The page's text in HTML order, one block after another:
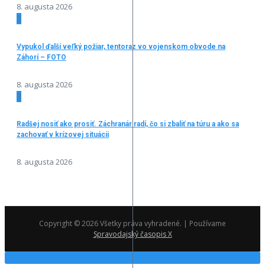
8. augusta 2026
2
Vypukol ďalší veľký požiar, tentoraz vo vojenskom obvode na
Záhorí – FOTO
8. augusta 2026
3
Radšej nosiť ako prosiť. Záchranár radí, čo si zbaliť na túru a ako sa
zachovať v krízovej situácii
8. augusta 2026
Copyright © 2026 Všetky práva vyhradené. | Používame
Spravodajský časopis X